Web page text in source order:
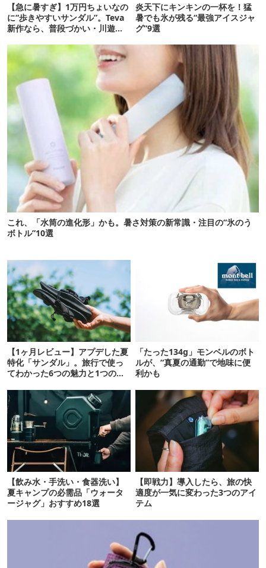
【急に暑すぎ】1万円ちょいなの
に“歩きやすいサンダル”。Teva
新作なら、普段づかい・川遊
炎天下にキンキンの一杯を！猛
暑でも氷が残る“最強アイスジャ
グ”9選
これ、「水筒の進化形」かも。暑さ対策の新常識・注目の“氷のう
ボトル”10選
【1ヶ月レビュー】アプデした夏
特化「サンダル」。旅行で使っ
てわかった6つの魅力と1つの注
「たった134g」モンベルのボト
ルが、“真夏の通勤”で地味に便
利かも
【飲み水・手洗い・食器洗い】
夏キャンプの必需品「ウォータ
ージャグ」おすすめ18選
【即戦力】導入したら、旅の快
適度が一気に変わった3つのアイ
テム